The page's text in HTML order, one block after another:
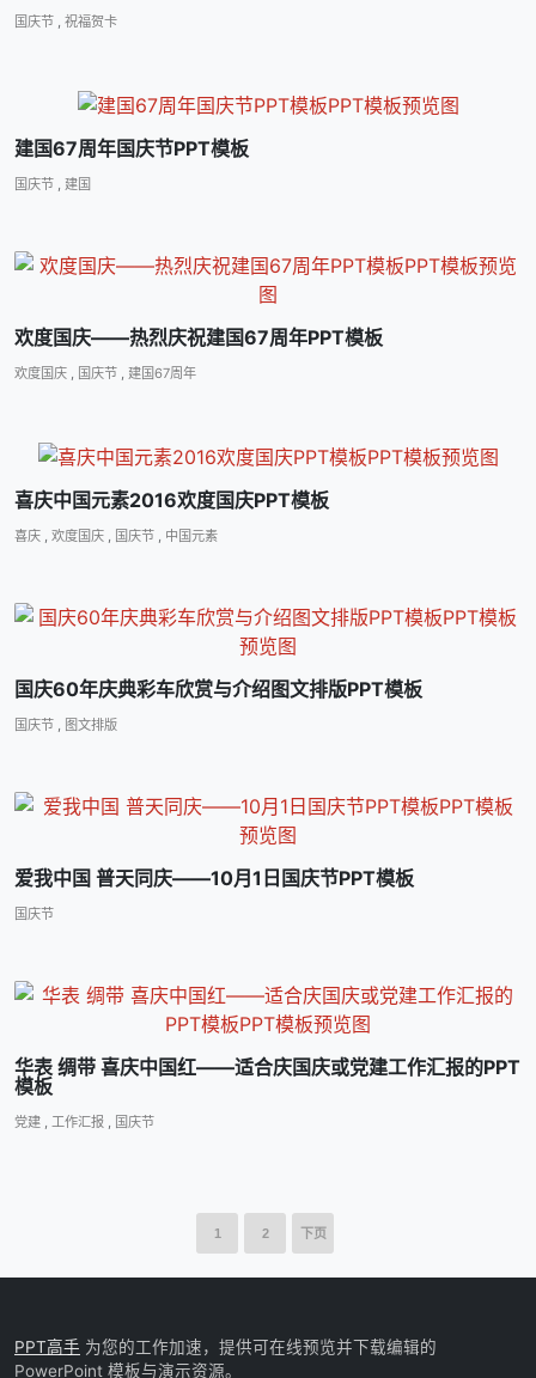
国庆节 , 祝福贺卡
建国67周年国庆节PPT模板
国庆节 , 建国
欢度国庆――热烈庆祝建国67周年PPT模板
欢度国庆 , 国庆节 , 建国67周年
喜庆中国元素2016欢度国庆PPT模板
喜庆 欢度国庆 国庆节 中国元素
国庆60年庆典彩车欣赏与介绍图文排版PPT模板
国庆节 图文排版
爱我中国 普天同庆――10月1日国庆节PPT模板
国庆节
华表 绸带 喜庆中国红――适合庆国庆或党建工作汇报的PPT
模板
党建 工作汇报 国庆节
1 2 下页
PPT高手 为您的工作加速，提供可在线预览并下载编辑的
PowerPoint 模板与演示资源。